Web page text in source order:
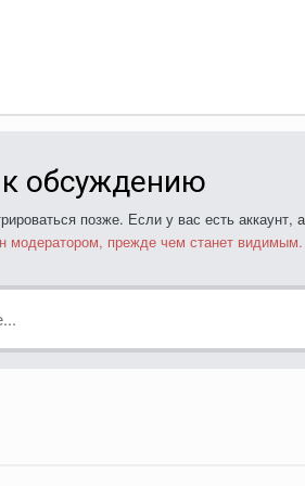
обсуждению
позже. Если у вас есть аккаунт,
модератором, прежде чем станет видимым.